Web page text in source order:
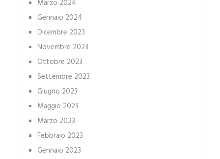
Marzo 2024
Gennaio 2024
Dicembre 2023
Novembre 2023
Ottobre 2023
Settembre 2023
Giugno 2023
Maggio 2023
Marzo 2023
Febbraio 2023
Gennaio 2023